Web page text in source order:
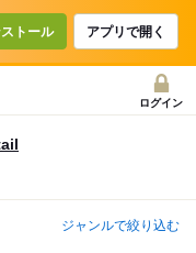
トール アプリで開く
ログイン
ジャンルで絞り込む